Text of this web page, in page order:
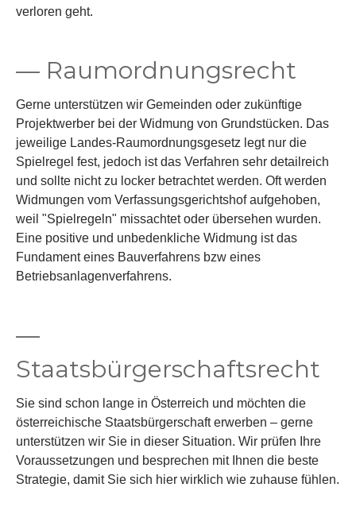
verloren geht.
— Raumordnungsrecht
Gerne unterstützen wir Gemeinden oder zukünftige
Projektwerber bei der Widmung von Grundstücken. Das
jeweilige Landes-Raumordnungsgesetz legt nur die
Spielregel fest, jedoch ist das Verfahren sehr detailreich
und sollte nicht zu locker betrachtet werden. Oft werden
Widmungen vom Verfassungsgerichtshof aufgehoben,
weil "Spielregeln" missachtet oder übersehen wurden.
Eine positive und unbedenkliche Widmung ist das
Fundament eines Bauverfahrens bzw eines
Betriebsanlagenverfahrens.
—
Staatsbürgerschaftsrecht
Sie sind schon lange in Österreich und möchten die
österreichische Staatsbürgerschaft erwerben – gerne
unterstützen wir Sie in dieser Situation. Wir prüfen Ihre
Voraussetzungen und besprechen mit Ihnen die beste
Strategie, damit Sie sich hier wirklich wie zuhause fühlen.